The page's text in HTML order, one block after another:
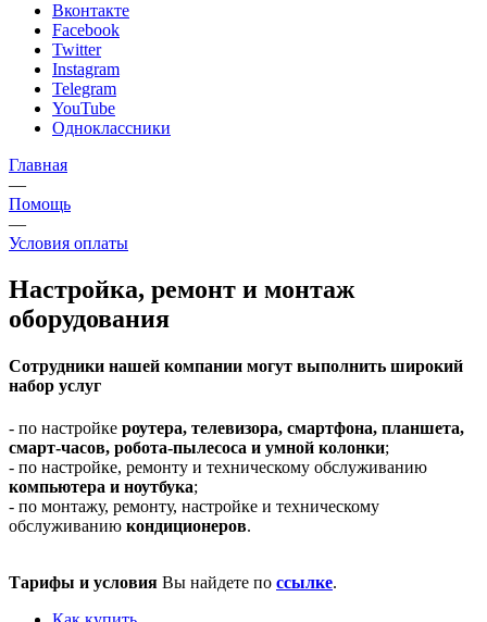
Вконтакте
Facebook
Twitter
Instagram
Telegram
YouTube
Одноклассники
Главная
—
Помощь
—
Условия оплаты
Настройка, ремонт и монтаж
оборудования
Сотрудники нашей компании могут выполнить широкий
набор услуг
- по настройке роутера, телевизора, смартфона, планшета,
смарт-часов, робота-пылесоса и умной колонки;
- по настройке, ремонту и техническому обслуживанию
компьютера и ноутбука;
- по монтажу, ремонту, настройке и техническому
обслуживанию кондиционеров.
Тарифы и условия Вы найдете по ссылке.